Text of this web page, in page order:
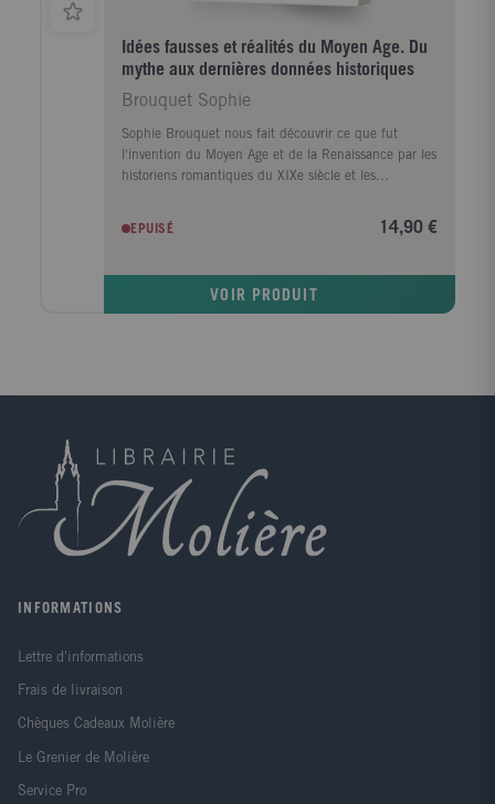
Idées fausses et réalités du Moyen Age. Du
mythe aux dernières données historiques
Brouquet Sophie
Sophie Brouquet nous fait découvrir ce que fut
l'invention du Moyen Age et de la Renaissance par les
historiens romantiques du XIXe siècle et les
l'origine. Elle nous emmène revisiter certaines de nos
Roncevaux ? Les aventures de Ragnar Lodbrok : les
sexualité et la morale du monde médiéval, l'invention
du moine paillard, les fantasmes sur les prisons, les
cachots, les culs de basse-fosse, et la chasse aux
sorcières...
EPUISÉ 14,90 €
VOIR PRODUIT
INFORMATIONS
Lettre d'informations
Frais de livraison
Chèques Cadeaux Molière
Le Grenier de Molière
Service Pro